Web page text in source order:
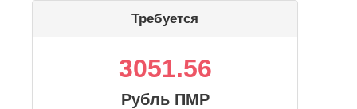
Требуется
3051.56
Рубль ПМР